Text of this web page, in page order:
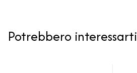
Potrebbero interessarti